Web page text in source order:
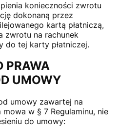
konieczności zwrotu
dokonaną przez
kartą płatniczą,
zwrotu na rachunek
do tej karty płatniczej.
PRAWA
UMOWY
umowy zawartej na
w § 7 Regulaminu, nie
do umowy: